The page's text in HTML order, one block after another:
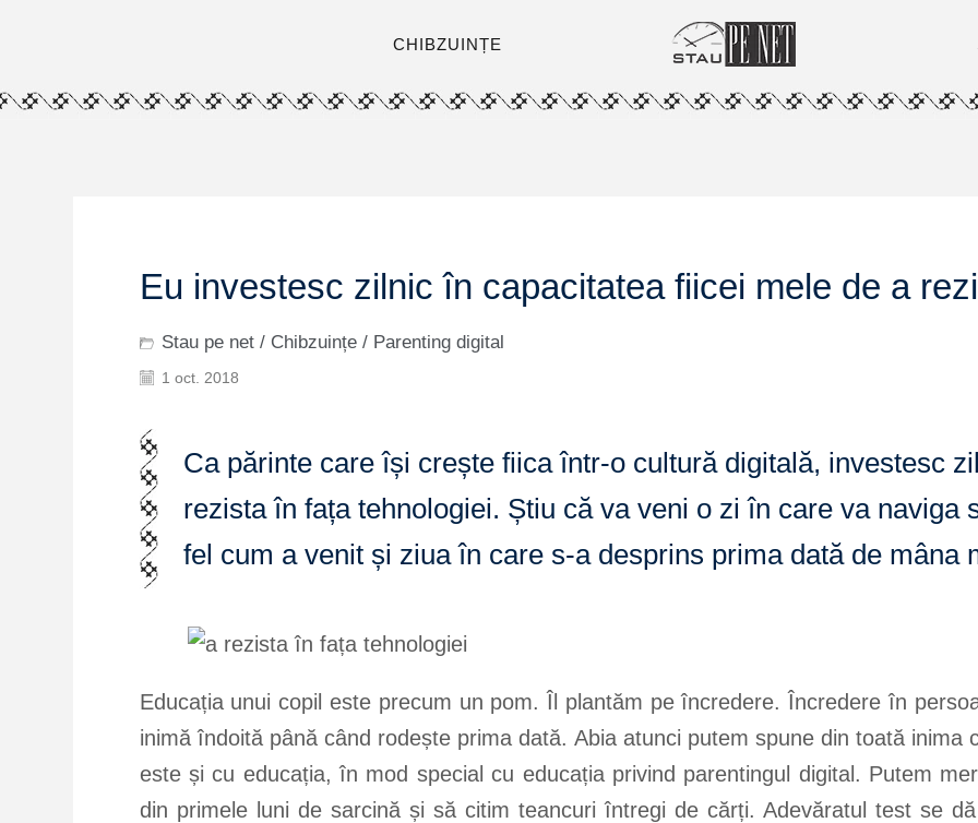
CHIBZUINȚE
Eu investesc zilnic în capacitatea fiicei mele de a
Stau pe net/ Chibzuințe/ Parenting digital
1 oct. 2018
Ca părinte care își crește fiica într-o cultură digitală, investesc
rezista în fața tehnologiei. Știu că va veni o zi în care va naviga
fel cum a venit și ziua în care s-a desprins prima dată de mâna
Educația unui copil este precum un pom. Îl plantăm pe încredere. Încredere în
inimă îndoită până când rodește prima dată. Abia atunci putem spune din toată
este și cu educația, în mod special cu educația privind parentingul digital. Putem
din primele luni de sarcină și să citim teancuri întregi de cărți. Adevăratul test se